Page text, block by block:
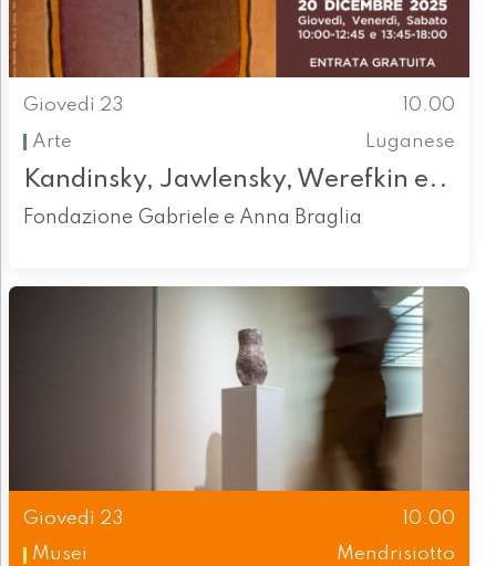
Giovedì 23
10.00
Arte
Luganese
Kandinsky, Jawlensky, Werefkin e..
Fondazione Gabriele e Anna Braglia
Giovedì 23
10.00
Musei
Mendrisiotto